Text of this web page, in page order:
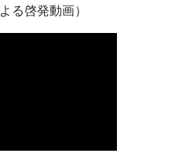
る啓発動画）